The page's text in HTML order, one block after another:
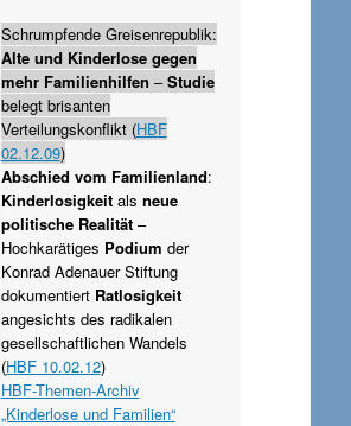
Schrumpfende Greisenrepublik:
Alte und Kinderlose gegen
mehr Familienhilfen –Studie
belegt brisanten
Verteilungskonflikt (HBF
02.12.09)
Abschied vom Familienland:
Kinderlosigkeitals neue
politische Realität –
Hochkarätiges Podium der
Konrad Adenauer Stiftung
dokumentiert Ratlosigkeit
angesichts des radikalen
gesellschaftlichen Wandels
(HBF 10.02.12)
HBF-Themen-Archiv
„Kinderlose und Familien“